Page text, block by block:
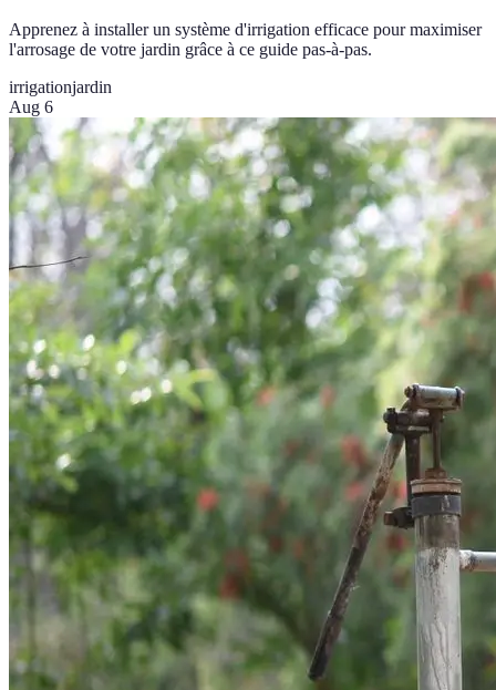
Apprenez à installer un système d'irrigation efficace pour maximiser
l'arrosage de votre jardin grâce à ce guide pas-à-pas.
irrigationjardin
Aug 6